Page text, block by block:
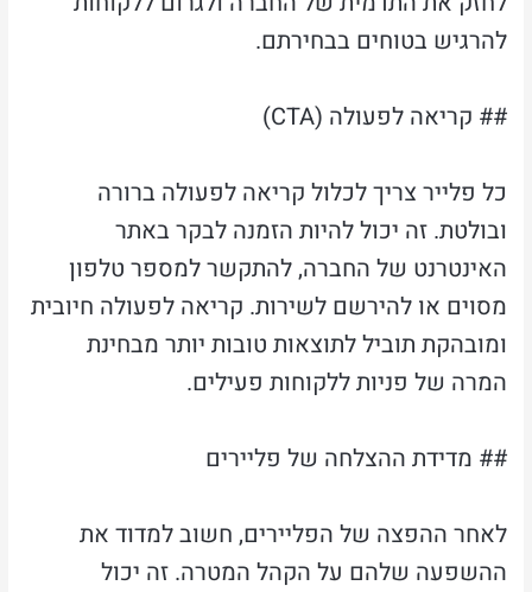
להרגיש בטוחים בבחירתם.
## קריאה לפעולה (CTA)
כל פלייר צריך לכלול קריאה לפעולה ברורה
ובולטת. זה יכול להיות הזמנה לבקר באתר
האינטרנט של החברה, להתקשר למספר טלפון
מסוים או להירשם לשירות. קריאה לפעולה חיובית
ומובהקת תוביל לתוצאות טובות יותר מבחינת
המרה של פניות ללקוחות פעילים.
## מדידת ההצלחה של פליירים
לאחר ההפצה של הפליירים, חשוב למדוד את
ההשפעה שלהם על הקהל המטרה. זה יכול